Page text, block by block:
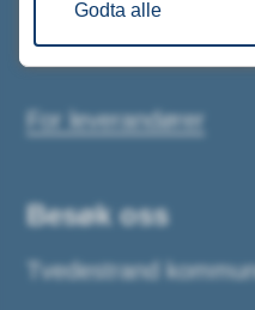
Bankkontonummer:
Kommunenummer:
For leverandører
Besøk oss
Tvedestrand
Godta alle